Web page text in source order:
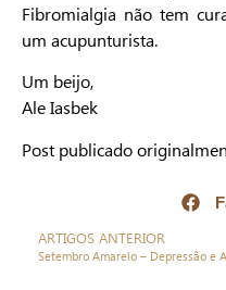
Fibromialgia não tem
um acupunturista.
Um beijo,
Ale Iasbek
Post publicado
ARTIGOS ANTERIOR